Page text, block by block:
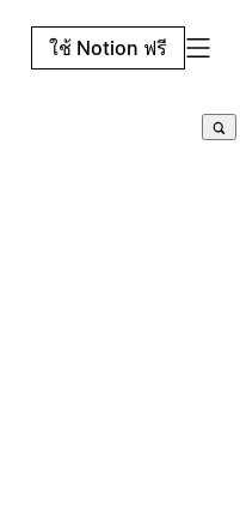
ใช้ Notion ฟรี